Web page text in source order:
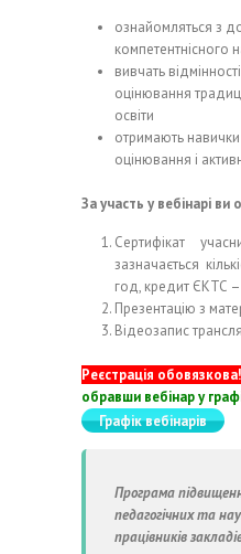
ознайомляться з
компетентнісного
вивчать
оцінювання
освіти
отримають
оцінювання і
За участь у вебінарі ви
Сертифікат
зазначається
год, кредит ЄКТС –
Презентацію з
Відеозапис
Реєстрація обовязкова!
обравши вебінар у
Графік вебінарів
Програма
педагогічних та
працівників